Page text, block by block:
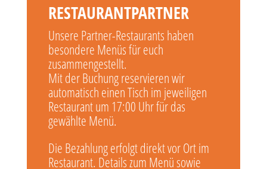
RESTAURANTPARTNER
Unsere Partner-Restaurants haben
besondere Menüs für euch
zusammengestellt.
Mit der Buchung reservieren wir
automatisch einen Tisch im jeweiligen
Restaurant um 17:00 Uhr für das
gewählte Menü.
Die Bezahlung erfolgt direkt vor Ort im
Restaurant. Details zum Menü sowie